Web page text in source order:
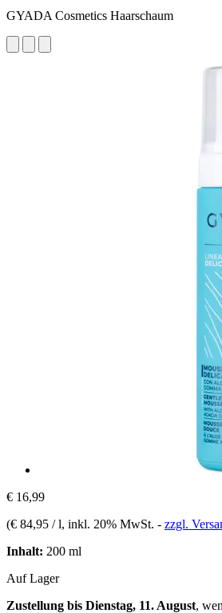
GYADA Cosmetics Haarschaum
€ 16,99
(€ 84,95 / l, inkl. 20% MwSt. - zzgl.
Inhalt: 200 ml
Auf Lager
Zustellung bis Dienstag, 11. August,